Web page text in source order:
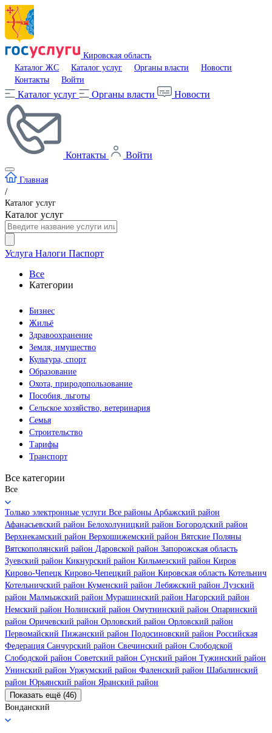
Кировская область
Каталог ЖС
Каталог услуг Органы власти
Новости
Контакты
Войти
Каталог услуг Органы власти Новости
Контакты Войти
Главная
/
Каталог услуг
Каталог услуг
Услуга Налоги Паспорт
Все
Категории
Бизнес
Жильё
Здравоохранение
Земля, имущество
Культура, спорт
Образование
Охота, природопользование
Пособия, льготы
Сельское хозяйство, ветеринария
Семья
Строительство
Тарифы
Транспорт
Все категории
Все
Только электронные услуги Все районы Арбажский район
Афанасьевский район Белохолуницкий район Богородский район
Верхнекамский район Верхошижемский район Вятские Поляны
Вятскополянский район Даровской район Запорожская область
Зуевский район Кикнурский район Кильмезский район Киров
Кирово-Чепецк Кирово-Чепецкий район Кировская область Котельнич
Котельничский район Куменский район Лебяжский район Лузский
район Малмыжский район Мурашинский район Нагорский район
Немский район Нолинский район Омутнинский район Опаринский
район Оричевский район Орловский район Орловский район
Первомайский Пижанский район Подосиновский район Российская
Федерация Санчурский район Свечинский район Слободской
Слободской район Советский район Сунский район Тужинский район
Унинский район Уржумский район Фаленский район Шабалинский
район Юрьянский район Яранский район
Показать ещё (46)
Вонданский